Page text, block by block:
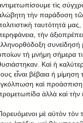
τὶς
τὴν παράδοση
ταυτότητά
τὴν
τὴ μνήμη σήμερα
Καὶ ἡ
εἶναι βέβαια ἡ
καὶ
ἀλλὰ καὶ
μὲ αὐτὸν τὸν